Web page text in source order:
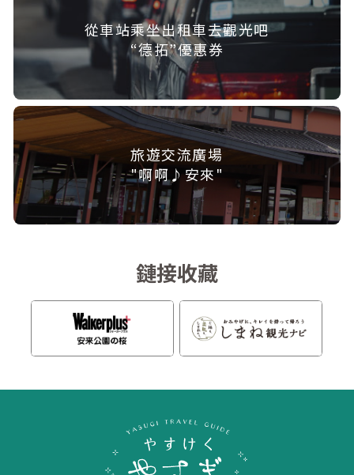
從車站乘坐出租車去觀光吧
“德拓”優惠券
旅遊交流廣場
"啊啊♪安來"
鏈接收藏